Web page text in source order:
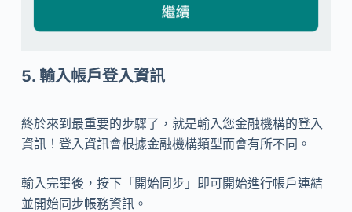
5. 輸入帳戶登入資訊
終於來到最重要的步驟了，就是輸入您金融機構的登入
資訊！登入資訊會根據金融機構類型而會有所不同。
輸入完畢後，按下「開始同步」即可開始進行帳戶連結
並開始同步帳務資訊。